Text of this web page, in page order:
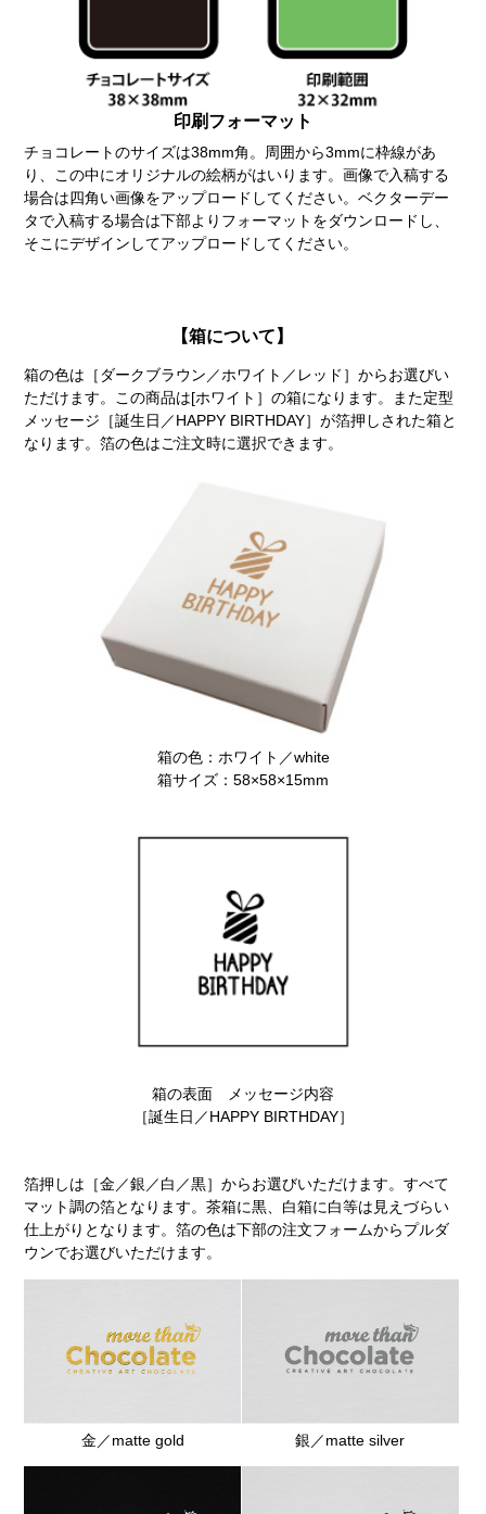
印刷フォーマット
チョコレートのサイズは38mm角。周囲から3mmに枠線があ
り、この中にオリジナルの絵柄がはいります。画像で入稿する
場合は四角い画像をアップロードしてください。ベクターデー
タで入稿する場合は下部よりフォーマットをダウンロードし、
そこにデザインしてアップロードしてください。
【箱について】
箱の色は［ダークブラウン／ホワイト／レッド］からお選びい
ただけます。この商品は[ホワイト］の箱になります。また定型
メッセージ［誕生日／HAPPY BIRTHDAY］が箔押しされた箱と
なります。箔の色はご注文時に選択できます。
箱の色：ホワイト／white
箱サイズ：58×58×15mm
箱の表面 メッセージ内容
［誕生日／HAPPY BIRTHDAY］
箔押しは［金／銀／白／黒］からお選びいただけます。すべて
マット調の箔となります。茶箱に黒、白箱に白等は見えづらい
仕上がりとなります。箔の色は下部の注文フォームからプルダ
ウンでお選びいただけます。
金／matte gold 銀／matte silver